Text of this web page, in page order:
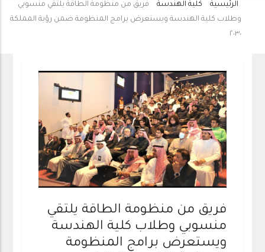
مسار
التنقل
الرئيسية كلية الهندسة
فريق من منظومة الطاقة يلتقي منسوبي
وطلاب كلية الهندسة ويستعرض برامج المنظومة ضمن رؤية المملكة
٢٠٣٠
فريق من منظومة الطاقة يلتقي
منسوبي وطلاب كلية الهندسة
ويستعرض برامج المنظومة